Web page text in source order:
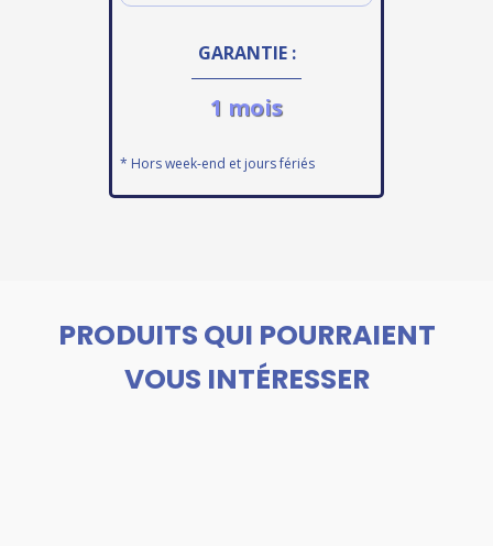
GARANTIE :
1 mois
* Hors week-end et jours fériés
PRODUITS QUI POURRAIENT
VOUS INTÉRESSER